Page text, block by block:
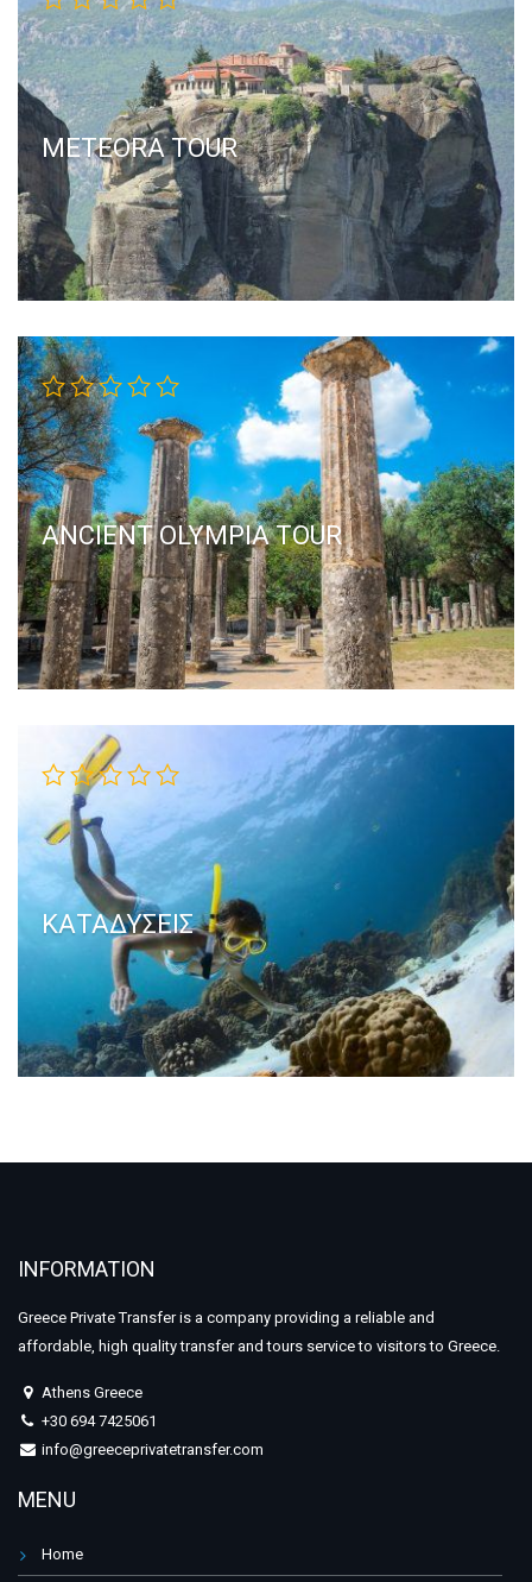
METEORA TOUR
ANCIENT OLYMPIA TOUR
ΚΑΤΑΔΎΣΕΙΣ
INFORMATION
Greece Private Transfer is a company providing a reliable and
affordable, high quality transfer and tours service to visitors to Greece.
Athens Greece
+30 694 7425061
info@greeceprivatetransfer.com
MENU
Home